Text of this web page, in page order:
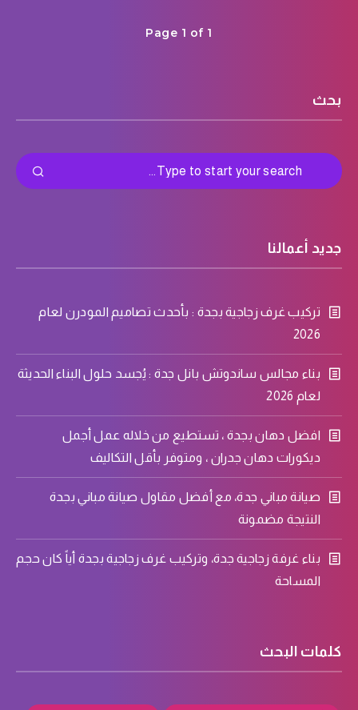
Page 1 of 1
بحث
جديد أعمالنا
تركيب غرف زجاجية بجدة : بأحدث تصاميم المودرن لعام
2026
بناء مجالس ساندوتش بانل جدة : يُجسد حلول البناء الحديثة
لعام 2026
افضل دهان بجدة ، تستطيع من خلاله عمل أجمل
ديكورات دهان جدران ، ومتوفر بأقل التكاليف
صيانة مباني جدة، مع أفضل مقاول صيانة مباني بجدة
النتيجة مضمونة
بناء غرفة زجاجية جدة، وتركيب غرف زجاجية بجدة أياً كان حجم
المساحة
كلمات البحث